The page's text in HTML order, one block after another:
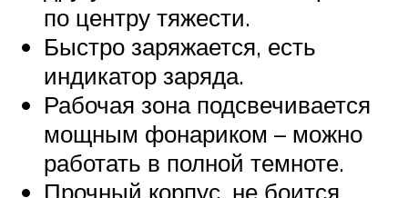
по центру тяжести.
Быстро заряжается, есть
индикатор заряда.
Рабочая зона подсвечивается
мощным фонариком – можно
работать в полной темноте.
Прочный корпус, не боится